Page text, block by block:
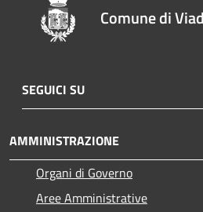
Comune di
SEGUICI SU
AMMINISTRAZIONE
Organi di Governo
Aree Amministrative